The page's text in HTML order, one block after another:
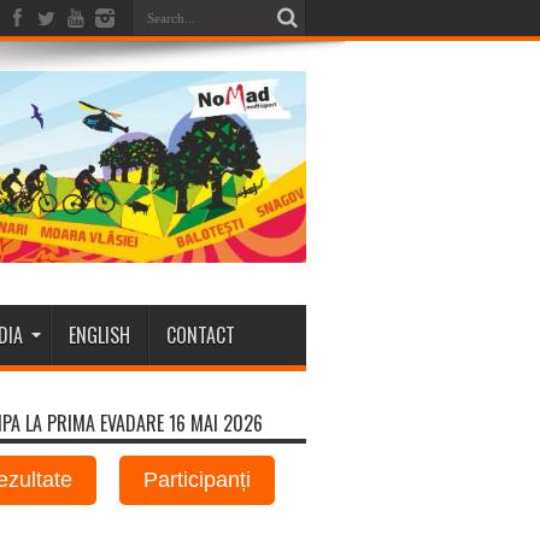
ENGLISH CONTACT
LA PRIMA EVADARE 16 MAI 2026
Participanți